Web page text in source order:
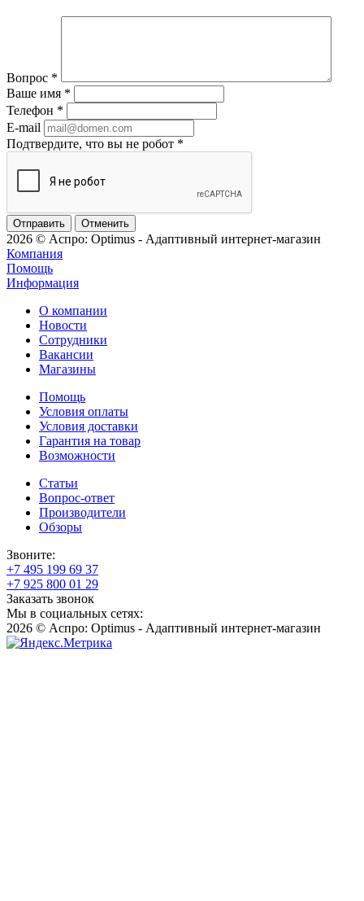
Вопрос *
Ваше имя *
Телефон *
E-mail
Подтвердите, что вы не робот *
Отменить
2026 © Аспро: Optimus - Адаптивный интернет-магазин
Компания
Помощь
Информация
О компании
Новости
Сотрудники
Вакансии
Магазины
Помощь
Условия оплаты
Условия доставки
Гарантия на товар
Возможности
Статьи
Вопрос-ответ
Производители
Обзоры
Звоните:
+7 495 199 69 37
+7 925 800 01 29
Заказать звонок
Мы в социальных сетях:
2026 © Аспро: Optimus - Адаптивный интернет-магазин